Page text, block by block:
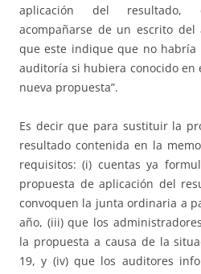
aplicación del resultado,
acompañarse de un escrito
que este indique que no habría
auditoría si hubiera conocido en
nueva propuesta”.
Es decir que para sustituir la
resultado contenida en la
requisitos: (i) cuentas ya
propuesta de aplicación del
convoquen la junta ordinaria a
año, (iii) que los
la propuesta a causa de la
19, y (iv) que los auditores